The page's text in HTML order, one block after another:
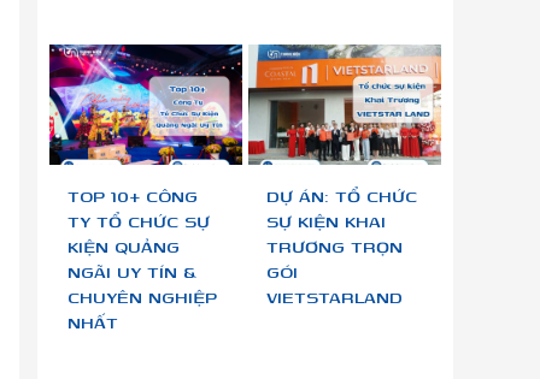
TOP 10+ CÔNG
TY TỔ CHỨC SỰ
KIỆN QUẢNG
NGÃI UY TÍN &
CHUYÊN NGHIỆP
NHẤT
DỰ ÁN: TỔ CHỨC
SỰ KIỆN KHAI
TRƯƠNG TRỌN
GÓI
VIETSTARLAND